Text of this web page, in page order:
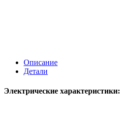
Описание
Детали
Электрические характеристики: